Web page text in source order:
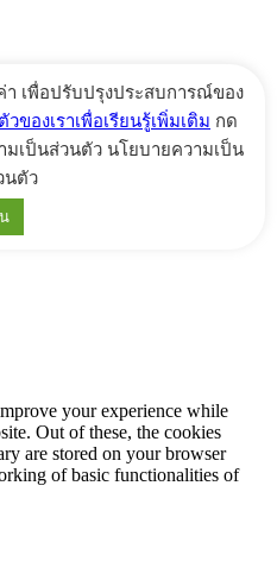
า เพื่อปรับปรุงประสบการณ์ของ
ของเราเพื่อเรียนรู้เพิ่มเติม กด
เป็นส่วนตัว นโยบายความเป็น
นตัว
your experience while
Out of these, the cookies
are stored on your browser
of basic functionalities of